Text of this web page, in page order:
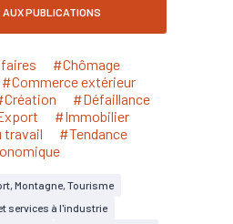
AUX PUBLICATIONS
#Chômage
#Commerce extérieur
#Défaillance
#Immobilier
travail
#Tendance
Montagne, Tourisme
services à l'industrie